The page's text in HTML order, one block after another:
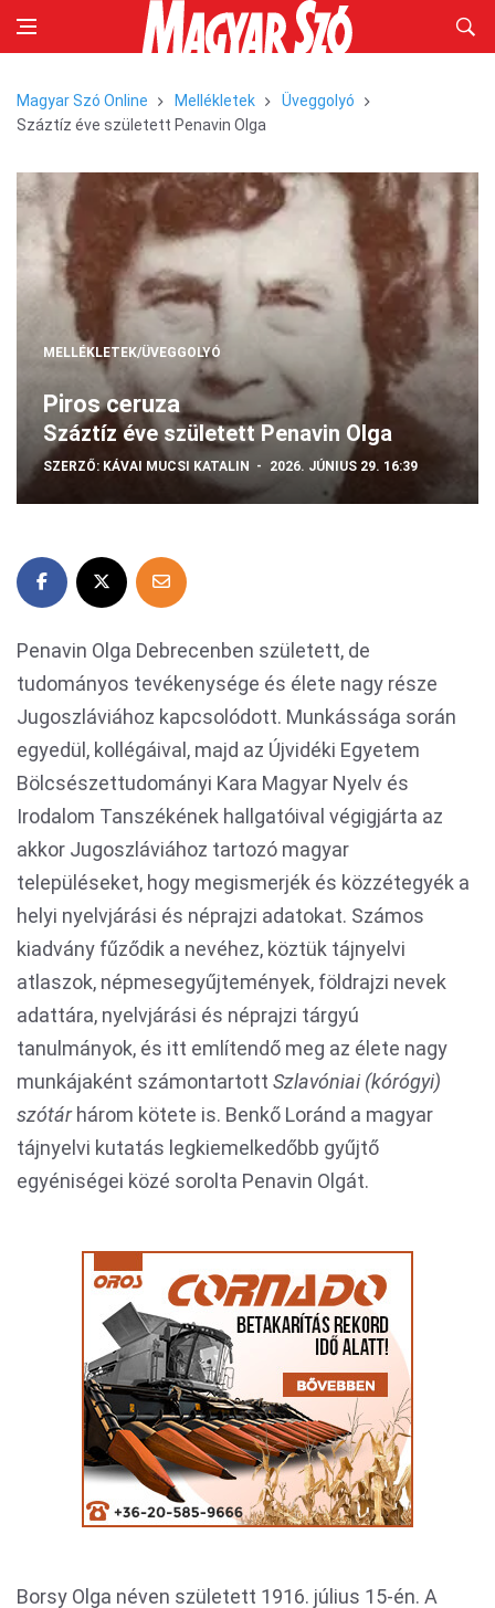
Magyar Szó Online Mellékletek
Üveggolyó
Száztíz éve született Penavin Olga
MELLÉKLETEK/ÜVEGGOLYÓ
Piros ceruza
Száztíz éve született Penavin Olga
SZERZŐ: KÁVAI MUCSI KATALIN 2026. JÚNIUS 29. 16:39
Penavin Olga Debrecenben született, de
tudományos tevékenysége és élete nagy része
Jugoszláviához kapcsolódott. Munkássága során
egyedül, kollégáival, majd az Újvidéki Egyetem
Bölcsészettudományi Kara Magyar Nyelv és
Irodalom Tanszékének hallgatóival végigjárta az
akkor Jugoszláviához tartozó magyar
településeket, hogy megismerjék és közzétegyék a
helyi nyelvjárási és néprajzi adatokat. Számos
kiadvány fűződik a nevéhez, köztük tájnyelvi
atlaszok, népmesegyűjtemények, földrajzi nevek
adattára, nyelvjárási és néprajzi tárgyú
tanulmányok, és itt említendő meg az élete nagy
munkájaként számontartott Szlavóniai (kórógyi)
szótárhárom kötete is. Benkő Loránd a magyar
tájnyelvi kutatás legkiemelkedőbb gyűjtő
egyéniségei közé sorolta Penavin Olgát.
Borsy Olga néven született 1916. július 15-én. A